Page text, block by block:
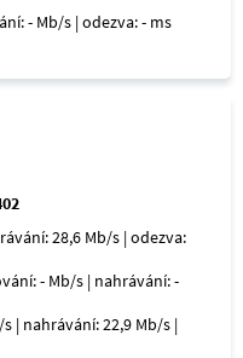
- Mb/s | odezva: - ms
28,6 Mb/s | odezva:
- Mb/s | nahrávání: -
| nahrávání: 22,9 Mb/s |